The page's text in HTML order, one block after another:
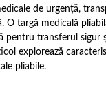
de urgență,
O targă medicală
pentru transferul sigur
explorează
pliabile.